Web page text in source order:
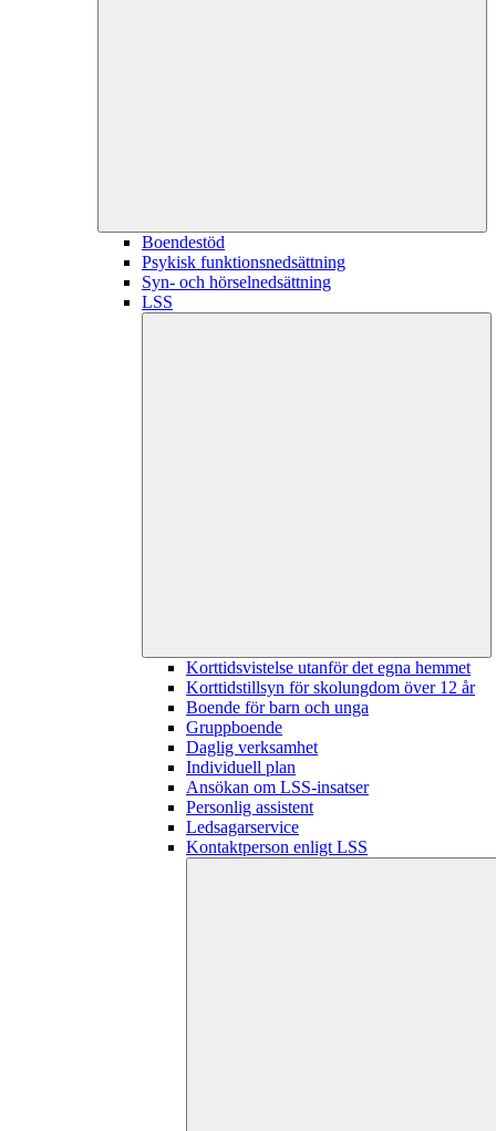
Boendestöd
Psykisk funktionsnedsättning
Syn- och hörselnedsättning
LSS
Korttidsvistelse utanför det egna hemmet
Korttidstillsyn för skolungdom över 12 år
Boende för barn och unga
Gruppboende
Daglig verksamhet
Individuell plan
Ansökan om LSS-insatser
Personlig assistent
Ledsagarservice
Kontaktperson enligt LSS